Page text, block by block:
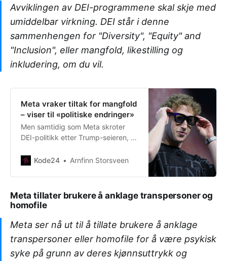
Avviklingen av DEI-programmene skal skje med
umiddelbar virkning. DEI står i denne
sammenhengen for "Diversity", "Equity" and
"Inclusion", eller mangfold, likestilling og
inkludering, om du vil.
Meta vraker tiltak for mangfold
– viser til «politiske endringer»
Men samtidig som Meta skroter
DEI-politikk etter Trump-seieren, vil
Kode24
Arnfinn Storsveen
Meta tillater brukere å anklage transpersoner og
homofile
Meta ser nå ut til å tillate brukere å anklage
transpersoner eller homofile for å være psykisk
syke på grunn av deres kjønnsuttrykk og